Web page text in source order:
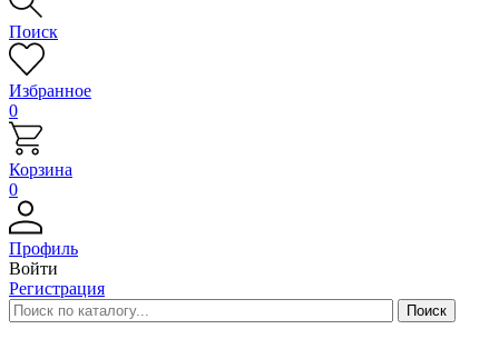
Поиск
Избранное
0
Корзина
0
Профиль
Войти
Регистрация